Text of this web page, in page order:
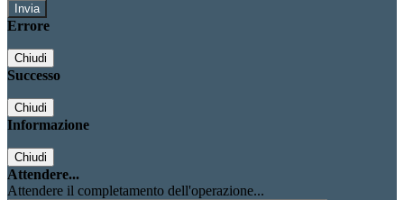
Errore
Chiudi
Successo
Chiudi
Informazione
Chiudi
Attendere...
Attendere il completamento dell'operazione...